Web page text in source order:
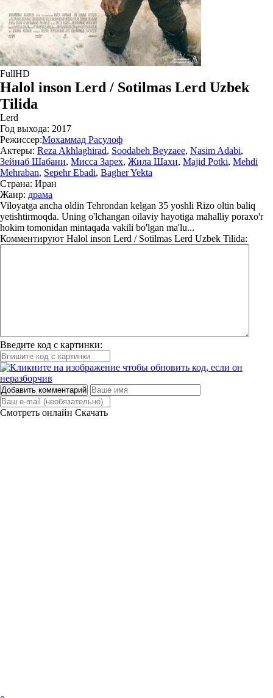
FullHD
Halol inson Lerd / Sotilmas Lerd Uzbek
Tilida
Lerd
Год выхода: 2017
Режиссер:Мохаммад Расулоф
Актеры: Reza Akhlaghirad, Soodabeh Beyzaee, Nasim Adabi,
Зейнаб Шабани, Мисса Зарех, Жила Шахи, Majid Potki, Mehdi
Mehraban, Sepehr Ebadi, Bagher Yekta
Страна: Иран
Жанр: драма
Viloyatga ancha oldin Tehrondan kelgan 35 yoshli Rizo oltin baliq
yetishtirmoqda. Uning o'lchangan oilaviy hayotiga mahalliy poraxo'r
hokim tomonidan mintaqada vakili bo'lgan ma'lu...
Комментируют Halol inson Lerd / Sotilmas Lerd Uzbek Tilida:
Введите код с картинки:
Добавить комментарий
Смотреть онлайн Скачать